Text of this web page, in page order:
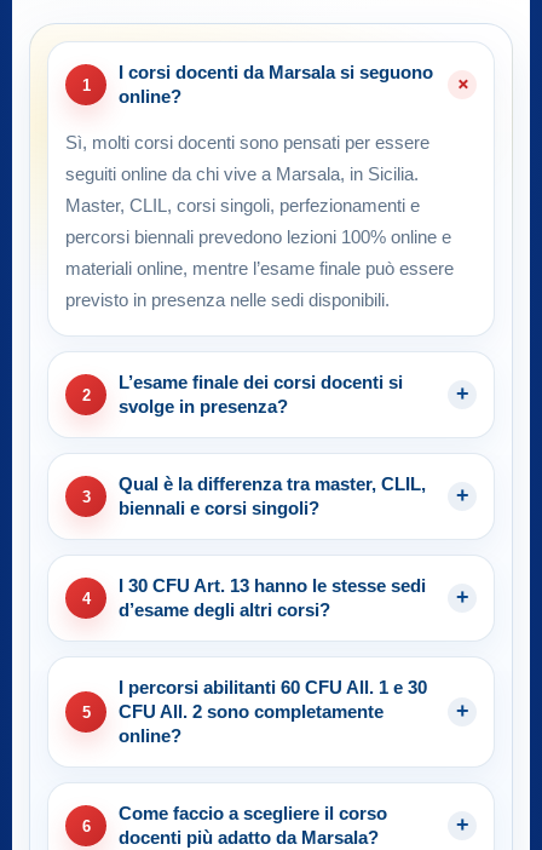
1
I corsi docenti da Marsala si seguono
online?
Sì, molti corsi docenti sono pensati per essere
seguiti online da chi vive a Marsala, in Sicilia.
Master, CLIL, corsi singoli, perfezionamenti e
percorsi biennali prevedono lezioni 100% online e
materiali online, mentre l’esame finale può essere
previsto in presenza nelle sedi disponibili.
2
L’esame finale dei corsi docenti si
svolge in presenza?
3
Qual è la differenza tra master, CLIL,
biennali e corsi singoli?
4
I 30 CFU Art. 13 hanno le stesse sedi
d’esame degli altri corsi?
5
I percorsi abilitanti 60 CFU All. 1 e 30
CFU All. 2 sono completamente
online?
6
Come faccio a scegliere il corso
docenti più adatto da Marsala?